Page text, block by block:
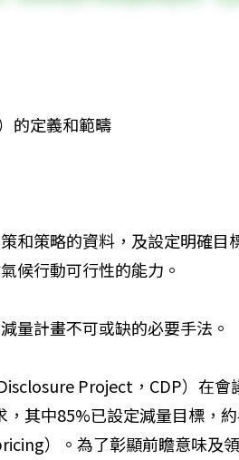
的定義和範疇
和策略的資料，及設定明確目
候行動可行性的能力。
量計畫不可或缺的必要手法。
Project，CDP）在會
，其中85%已設定減量目標，
）。為了彰顯前瞻意味及